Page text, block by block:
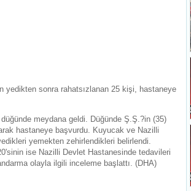
yedikten sonra rahatsızlanan 25 kişi, hastaneye
meydana geldi. Düğünde Ş.Ş.?in (35)
hastaneye başvurdu. Kuyucak ve Nazilli
yemekten zehirlendikleri belirlendi.
ise Nazilli Devlet Hastanesinde tedavileri
olayla ilgili inceleme başlattı. (DHA)